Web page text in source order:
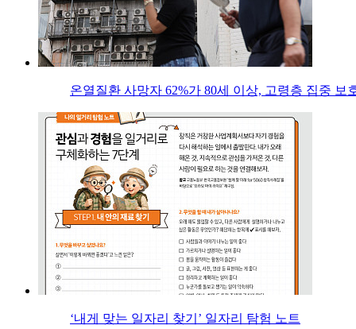
온열질환 사망자 62%가 80세 이상, 고령층 집중 보
‘내게 맞는 일자리 찾기’ 일자리 탐험 노트